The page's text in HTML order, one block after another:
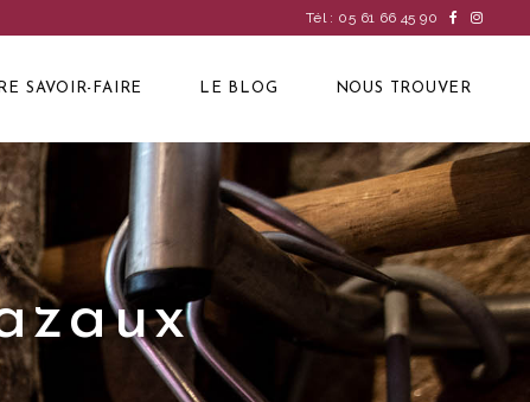
Tél : 05 61 66 45 90
SAVOIR-FAIRE LE BLOG NOUS TROUVER